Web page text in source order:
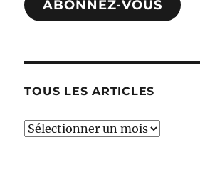
ABONNEZ-VOUS
TOUS LES ARTICLES
TOUS